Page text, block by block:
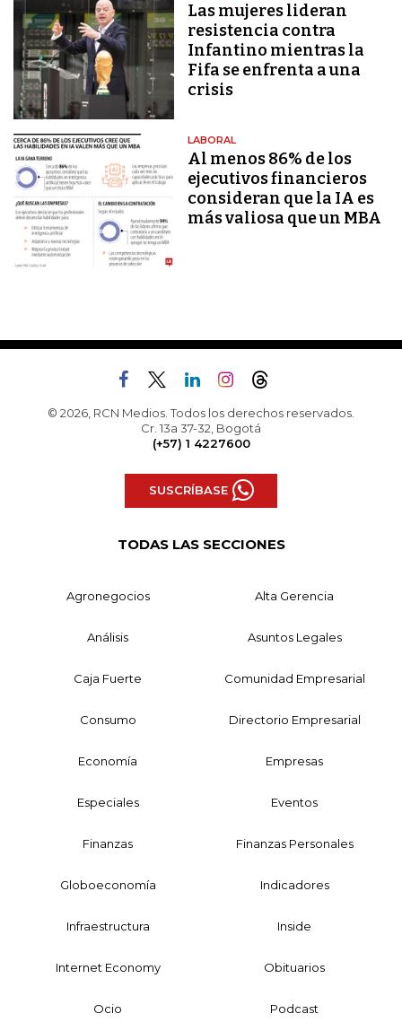
Las mujeres lideran
resistencia contra
Infantino mientras la
Fifa se enfrenta a una
crisis
LABORAL
Al menos 86% de los
ejecutivos financieros
consideran que la IA es
más valiosa que un MBA
© 2026, RCN Medios. Todos los derechos reservados.
Cr. 13a 37-32, Bogotá
(+57) 1 4227600
SUSCRÍBASE
TODAS LAS SECCIONES
Agronegocios Alta Gerencia
Análisis Asuntos Legales
Caja Fuerte Comunidad Empresarial
Consumo Directorio Empresarial
Economía Empresas
Especiales Eventos
Finanzas Finanzas Personales
Globoeconomía Indicadores
Infraestructura Inside
Internet Economy Obituarios
Ocio Podcast